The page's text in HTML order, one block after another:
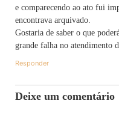
e comparecendo ao ato fui
encontrava arquivado.
Gostaria de saber o que
grande falha no atendimento
Responder
Deixe um comentário